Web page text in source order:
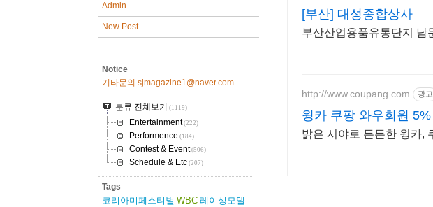
Admin
New Post
Notice
기타문의 sjmagazine1@naver.com
분류 전체보기 (1119)
Entertainment(222)
Performence (184)
Contest & Event(506)
Schedule & Etc(207)
Tags
코리아미페스티벌 WBC 레이싱모델
[부산] 대성종합상사
부산산업용품유통단지 남
http://www.coupang.com 광고
윙카 쿠팡 와우회원
밝은 시야로 든든한 윙카,